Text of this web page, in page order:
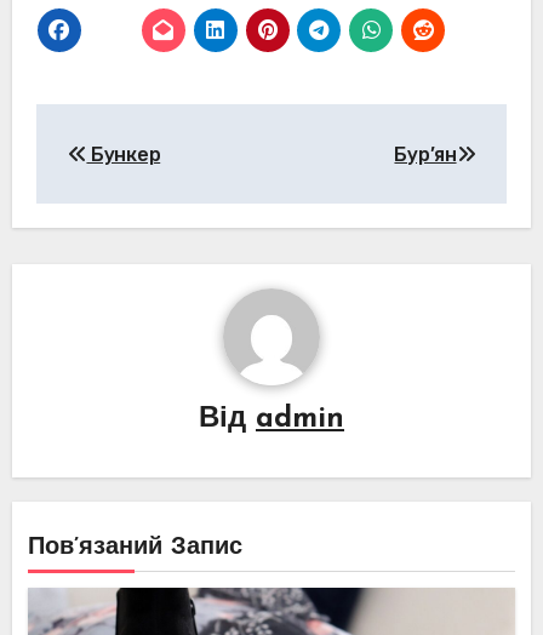
записів
Бункер Бур’ян
Від admin
Пов’язаний Запис